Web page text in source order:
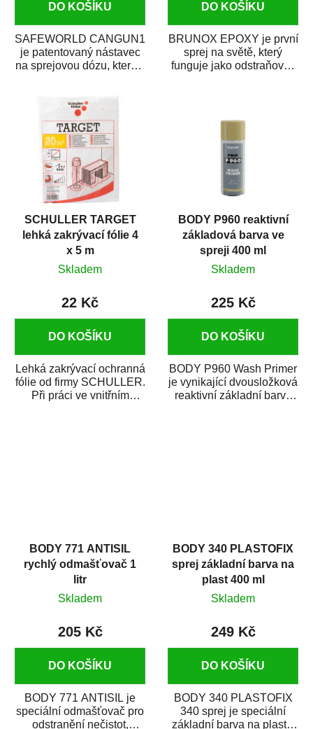
DO KOŠÍKU
SAFEWORLD CANGUN1
je patentovaný nástavec
na sprejovou dózu, který ji
DO KOŠÍKU
BRUNOX EPOXY je první
sprej na světě, který
funguje jako odstraňovač
SCHULLER TARGET
lehká zakrývací fólie 4
x 5 m
Skladem
22 Kč
DO KOŠÍKU
Lehká zakrývací ochranná
fólie od firmy SCHULLER.
Při práci ve vnitřním
BODY P960 reaktivní
základová barva ve
spreji 400 ml
Skladem
225 Kč
DO KOŠÍKU
BODY P960 Wash Primer
je vynikající dvousložková
reaktivní základní barva
BODY 771 ANTISIL
rychlý odmašťovač 1
litr
Skladem
205 Kč
DO KOŠÍKU
BODY 771 ANTISIL je
speciální odmašťovač pro
odstranění nečistot,
BODY 340 PLASTOFIX
sprej základní barva na
plast 400 ml
Skladem
249 Kč
DO KOŠÍKU
BODY 340 PLASTOFIX
340 sprej je speciální
základní barva na plasty,